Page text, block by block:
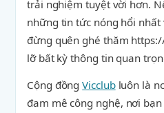
trải nghiệm tuyệt vời hơn.
những tin tức nóng hổi nhất
đừng quên ghé thăm
lỡ bất kỳ thông tin quan
Cộng đồngVicclubluôn là
đam mê công nghệ, nơi